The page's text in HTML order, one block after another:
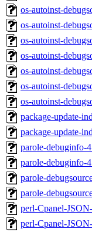
os-autoinst-
os-autoinst-
os-autoinst-
os-autoinst-
os-autoinst-
os-autoinst-
os-autoinst-
package-update-
package-update-
parole-debuginfo-
parole-debuginfo-
parole-
parole-
perl-Cpanel-
perl-Cpanel-